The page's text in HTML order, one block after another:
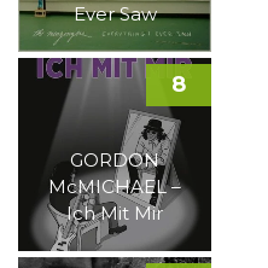
Ever Saw
GORDON
McMICHAEL –
Ich Mit Mir
8